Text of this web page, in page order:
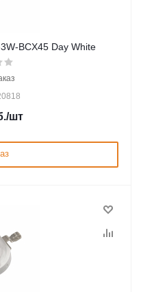
BCX45 Day White
/шт